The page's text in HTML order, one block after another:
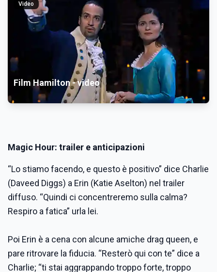
Video
Film Hamilton - video
Magic Hour: trailer e anticipazioni
“Lo stiamo facendo, e questo è positivo” dice Charlie
(Daveed Diggs) a Erin (Katie Aselton) nel trailer
diffuso. “Quindi ci concentreremo sulla calma?
Respiro a fatica” urla lei.
Poi Erin è a cena con alcune amiche drag queen, e
pare ritrovare la fiducia. “Resterò qui con te” dice a
Charlie; “ti stai aggrappando troppo forte, troppo